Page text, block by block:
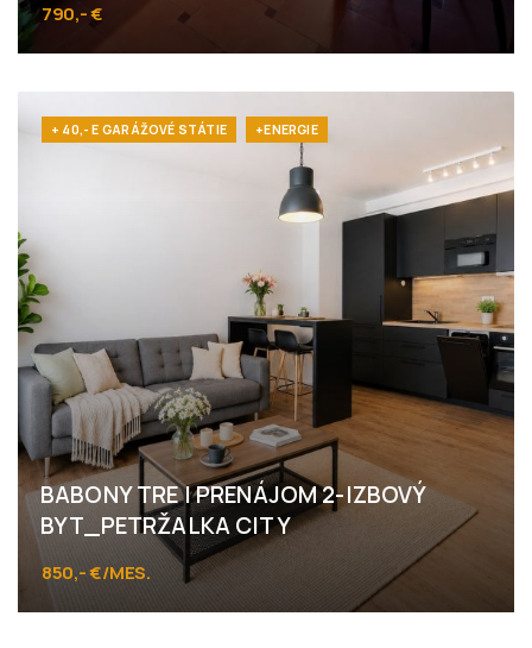
790,- €
+ 40,- E GARÁŽOVÉ STÁTIE +ENERGIE
BABONY TRE I PRENÁJOM 2-IZBOVÝ
BYT_PETRŽALKA CITY
850,- €/MES.